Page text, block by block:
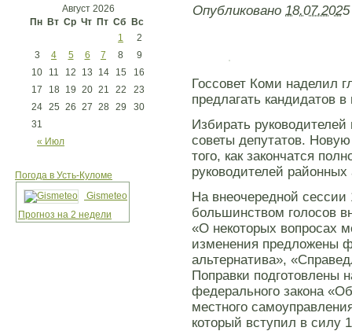
Август 2026
Пн Вт Ср Чт Пт Сб Вс
« Июл
1
2
3
4 5 6 7 8
9
10
11 12 13 14 15
16
17
18 19 20 21 22
23
24 25 26 27 28 29
30
31
Погода в Усть-Куломе
Gismeteo
Прогноз на 2 недели
Опубликовано 18.07.2025
Госсовет Коми наделил
предлагать кандидатов
Избирать
советы депутатов.
того, как закончатся
руководителей
На внеочередной
большинством голосов
«О некоторых вопросах
изменения предложены
альтернатива»,
Поправки подготовлены
федерального закона
местного
который вступил в силу